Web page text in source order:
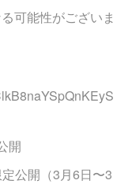
可能性がございま
開
公開（3月6日〜3